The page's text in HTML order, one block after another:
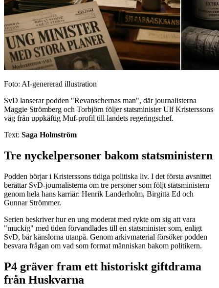
Foto: AI-genererad illustration
SvD lanserar podden "Revanschernas man", där journalisterna
Maggie Strömberg och Torbjörn följer statsminister Ulf Kristerssons
väg från uppkäftig Muf-profil till landets regeringschef.
Text: Saga Holmström
Tre nyckelpersoner bakom statsministern
Podden börjar i Kristerssons tidiga politiska liv. I det första avsnittet
berättar SvD-journalisterna om tre personer som följt statsministern
genom hela hans karriär: Henrik Landerholm, Birgitta Ed och
Gunnar Strömmer.
Serien beskriver hur en ung moderat med rykte om sig att vara
"muckig" med tiden förvandlades till en statsminister som, enligt
SvD, bär känslorna utanpå. Genom arkivmaterial försöker podden
besvara frågan om vad som format människan bakom politikern.
P4 gräver fram ett historiskt giftdrama
från Huskvarna